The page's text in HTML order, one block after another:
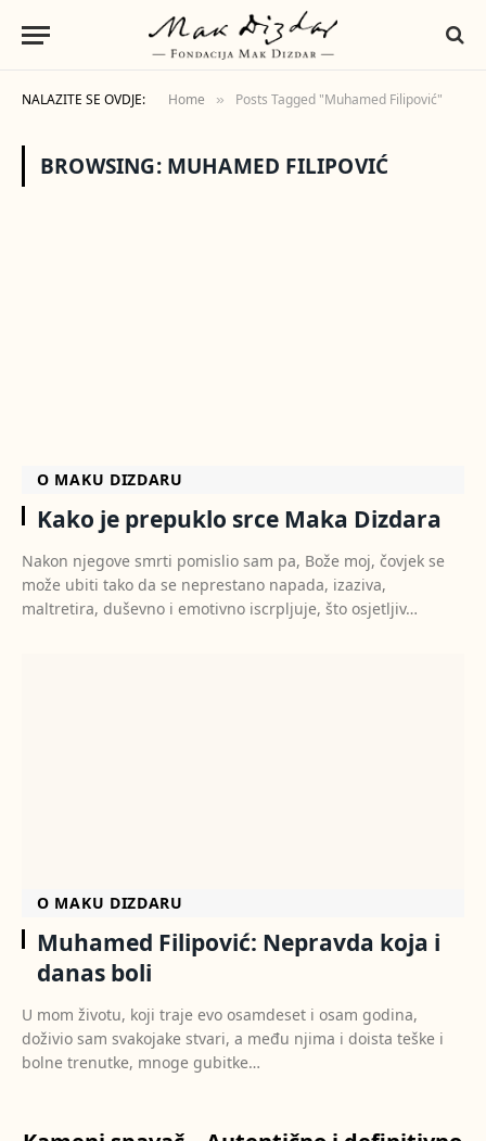
NALAZITE SE OVDJE: Home » Posts Tagged "Muhamed Filipović"
BROWSING: MUHAMED FILIPOVIĆ
O MAKU DIZDARU
Kako je prepuklo srce Maka Dizdara
Nakon njegove smrti pomislio sam pa, Bože moj, čovjek se
može ubiti tako da se neprestano napada, izaziva,
maltretira, duševno i emotivno iscrpljuje, što osjetljiv…
O MAKU DIZDARU
Muhamed Filipović: Nepravda koja i
danas boli
U mom životu, koji traje evo osamdeset i osam godina,
doživio sam svakojake stvari, a među njima i doista teške i
bolne trenutke, mnoge gubitke…